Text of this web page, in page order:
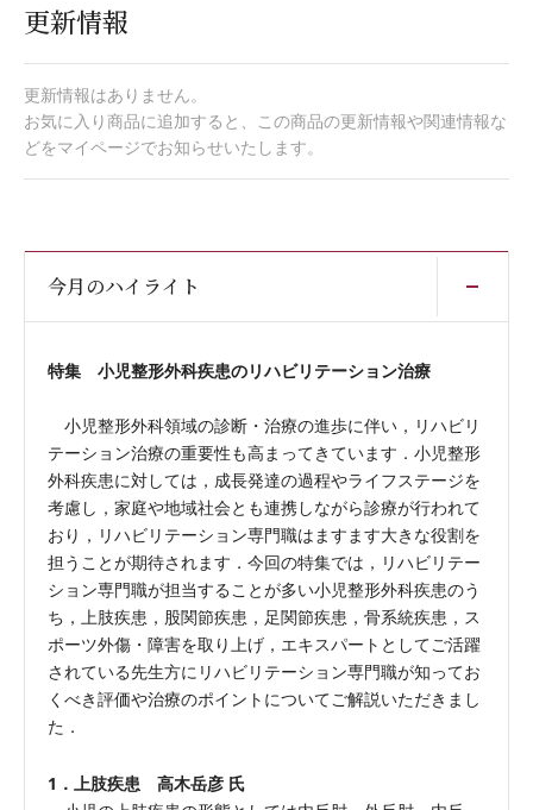
更新情報
更新情報はありません。
お気に入り商品に追加すると、この商品の更新情報や関連情報な
どをマイページでお知らせいたします。
今月のハイライト
特集 小児整形外科疾患のリハビリテーション治療
小児整形外科領域の診断・治療の進歩に伴い，リハビリ
テーション治療の重要性も高まってきています．小児整形
外科疾患に対しては，成長発達の過程やライフステージを
考慮し，家庭や地域社会とも連携しながら診療が行われて
おり，リハビリテーション専門職はますます大きな役割を
担うことが期待されます．今回の特集では，リハビリテー
ション専門職が担当することが多い小児整形外科疾患のう
ち，上肢疾患，股関節疾患，足関節疾患，骨系統疾患，ス
ポーツ外傷・障害を取り上げ，エキスパートとしてご活躍
されている先生方にリハビリテーション専門職が知ってお
くべき評価や治療のポイントについてご解説いただきまし
た．
1．上肢疾患 高木岳彦 氏